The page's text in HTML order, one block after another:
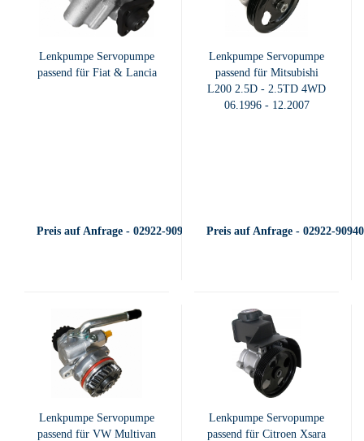
Lenkpumpe Servopumpe
passend für Fiat & Lancia
Preis auf Anfrage - 02922-909400
Lenkpumpe Servopumpe
passend für Mitsubishi
L200 2.5D - 2.5TD 4WD
06.1996 - 12.2007
Preis auf Anfrage - 02922-
Lenkpumpe Servopumpe
passend für VW Multivan
Lenkpumpe Servopumpe
passend für Citroen Xsara